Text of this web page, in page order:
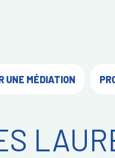
UNE MÉDIATION